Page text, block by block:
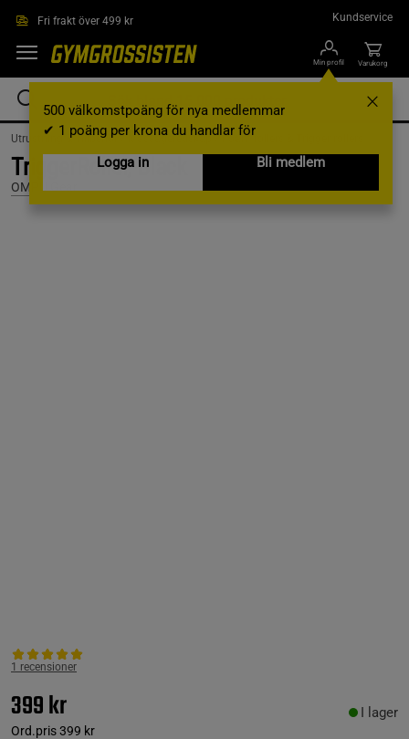
Fri frakt över 499 kr Kundservice
Min profil
500 välkomstpoäng för nya medlemmar
✔ 1 poäng per krona du handlar för
Logga in
Bli medlem
Varukorg
Utrustning & Tillbehör / Massageredskap /Foam rollers & Trigger rollers
TriggerRoller, Black
OMPU Gear
1 recensioner
399 kr
Ord.pris399 kr
I lager